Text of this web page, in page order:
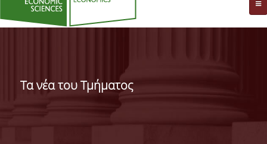
ΤΟ TΜΗΜΑ
ΔΙΟΙΚΗΣΗ ΤΟΥ ΤΜΗΜΑΤΟΣ
ΓΙΑ ΜΑΘΗΤΕΣ Γ' ΛΥΚΕΙΟΥ
Τα νέα του Τμήματος